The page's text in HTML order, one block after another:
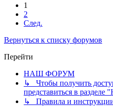
1
2
След.
Вернуться к списку форумов
Перейти
НАШ ФОРУМ
↳ Чтобы получить
представиться в
↳ Правила и